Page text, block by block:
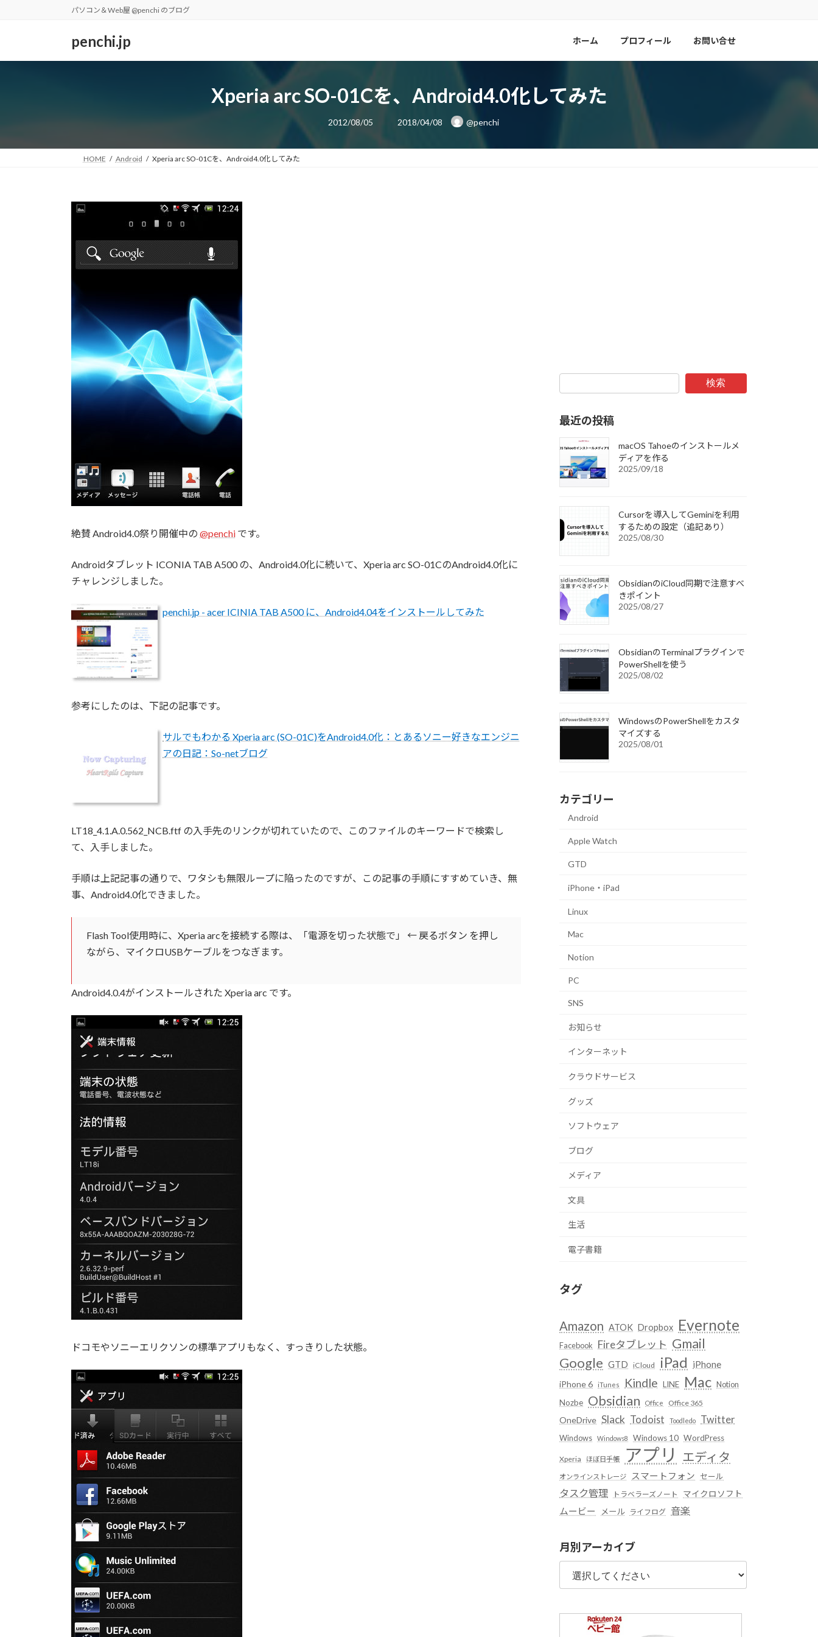
パソコン＆Web屋 @penchi のブログ
penchi.jp ホーム プロフィール お問い合せ
Xperia arc SO-01Cを、Android4.0化してみた
2012/08/05
最
終
日
2018/04/08 @penchi
HOME Android Xperia arc SO-01Cを、Android4.0化してみた
絶賛 Android4.0祭り開催中の @penchi です。
Androidタブレット ICONIA TAB A500 の、Android4.0化に続いて、Xperia arc SO-01CのAndroid4.0化に
チャレンジしました。
penchi.jp - acer ICINIA TAB A500 に、Android4.04をインストールしてみた
参考にしたのは、下記の記事です。
サルでもわかる Xperia arc (SO-01C)をAndroid4.0化：とあるソニー好きなエンジニ
アの日記：So-netブログ
LT18_4.1.A.0.562_NCB.ftf の入手先のリンクが切れていたので、このファイルのキーワードで検索し
て、入手しました。
手順は上記記事の通りで、ワタシも無限ループに陥ったのですが、この記事の手順にすすめていき、無
事、Android4.0化できました。
Flash Tool使用時に、Xperia arcを接続する際は、「電源を切った状態で」 ← 戻るボタン を押し
ながら、マイクロUSBケーブルをつなぎます。
Android4.0.4がインストールされた Xperia arc です。
ドコモやソニーエリクソンの標準アプリもなく、すっきりした状態。
検索
最近の投稿
macOS Tahoeのインストールメ
ディアを作る
2025/09/18
Cursorを導入してGeminiを利用
するための設定（追記あり）
2025/08/30
ObsidianのiCloud同期で注意すべ
きポイント
2025/08/27
ObsidianのTerminalプラグインで
PowerShellを使う
2025/08/02
WindowsのPowerShellをカスタ
マイズする
2025/08/01
カテゴリー
Android
Apple Watch
GTD
iPhone・iPad
Linux
Mac
Notion
PC
SNS
お知らせ
インターネット
クラウドサービス
グッズ
ソフトウェア
ブログ
メディア
文具
生活
電子書籍
タグ
Amazon ATOK Dropbox Evernote
Facebook Fireタブレット Gmail
Google GTD iCloud iPad iPhone
iPhone 6 iTunes Kindle LINE Mac Notion
Nozbe Obsidian Office Office 365
OneDrive Slack Todoist Toodledo Twitter
Windows Windows8 Windows 10 WordPress
Xperia ほぼ日手帳 アプリ エディタ
オンラインストレージ スマートフォン セール
タスク管理 トラベラーズノート マイクロソフト
ムービー メール ライフログ 音楽
月別アーカイブ